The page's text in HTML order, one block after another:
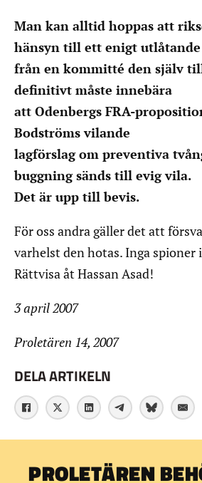
Man kan alltid hoppas att
hänsyn till ett enigt utlåtande
från en kommitté den själv
definitivt måste innebära
att Odenbergs FRA-
Bodströms vilande
lagförslag om preventiva
buggning sänds till evig vila.
Det är upp till bevis.
För oss andra gäller det att
varhelst den hotas. Inga spioner
Rättvisa åt Hassan Asad!
3 april 2007
Proletären 14, 2007
DELA ARTIKELN
PROLETÄREN